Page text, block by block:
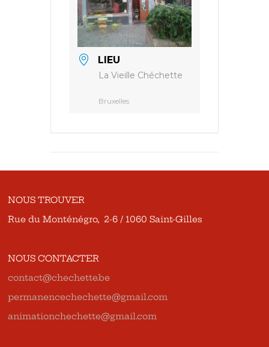
LIEU
La Vieille Chéchette
Bruxelles
NOUS TROUVER
Rue du Monténégro, 2-6 / 1060 Saint-Gilles
NOUS CONTACTER
contact@chechette.be
permanencechechette@gmail.com
animationchechette@gmail.com